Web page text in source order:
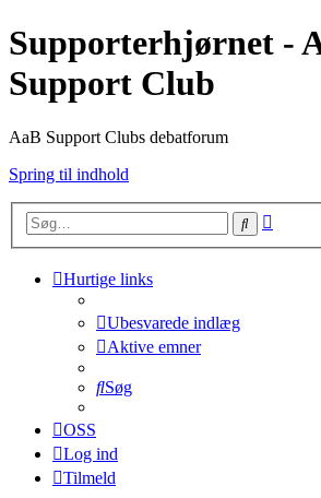
Supporterhjørnet -
Support Club
AaB Support Clubs debatforum
Spring til indhold
Søg
Hurtige links
Ubesvarede indlæg
Aktive emner
Søg
OSS
Log ind
Tilmeld